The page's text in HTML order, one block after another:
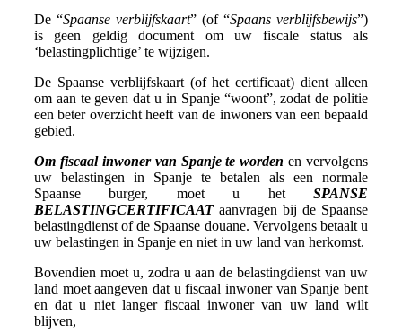
De “Spaanse verblijfskaart” (of “Spaans verblijfsbewijs”)
is geen geldig document om uw fiscale status als
‘belastingplichtige’ te wijzigen.
De Spaanse verblijfskaart (of het certificaat) dient alleen
om aan te geven dat u in Spanje “woont”, zodat de politie
een beter overzicht heeft van de inwoners van een bepaald
gebied.
Om fiscaal inwoner van Spanje te worden en vervolgens
uw belastingen in Spanje te betalen als een normale
Spaanse burger, moet u het SPANSE
BELASTINGCERTIFICAATaanvragen bij de Spaanse
belastingdienst of de Spaanse douane. Vervolgens betaalt u
uw belastingen in Spanje en niet in uw land van herkomst.
Bovendien moet u, zodra u aan de belastingdienst van uw
land moet aangeven dat u fiscaal inwoner van Spanje bent
en dat u niet langer fiscaal inwoner van uw land wilt
blijven,